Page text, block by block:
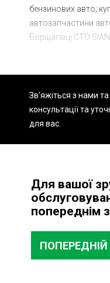
Зв'яжіться з нами
консультації та
для вас.
бензинових авто;
автозапчастини
Борщагівці СТО SIAN.
Для вашої
попереднім